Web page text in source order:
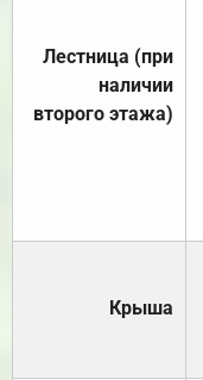
Лестница (при
наличии
второго этажа)
Крыша